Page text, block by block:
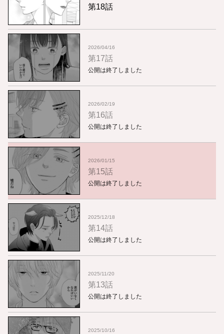
第18話
2026/04/16
第17話
公開は終了しました
2026/02/19
第16話
公開は終了しました
2026/01/15
第15話
公開は終了しました
2025/12/18
第14話
公開は終了しました
2025/11/20
第13話
公開は終了しました
2025/10/16